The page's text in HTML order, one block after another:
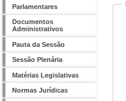
Parlamentares
Documentos
Administrativos
Pauta da Sessão
Sessão Plenária
Matérias Legislativas
Normas Jurídicas